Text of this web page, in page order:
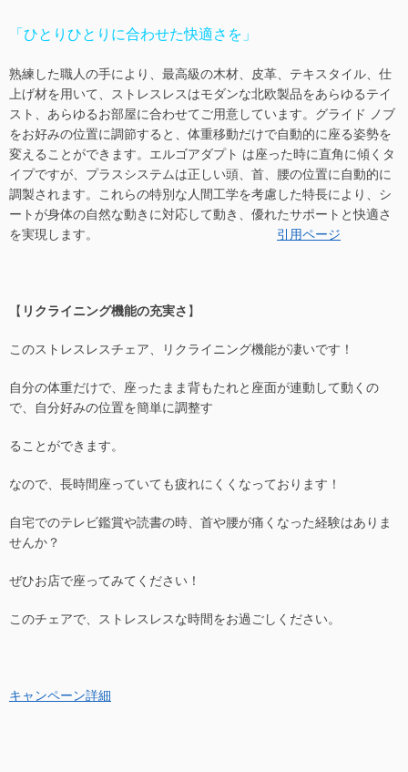
「ひとりひとりに合わせた快適さを」
熟練した職人の手により、最高級の木材、皮革、テキスタイル、仕
上げ材を用いて、ストレスレスはモダンな北欧製品をあらゆるテイ
スト、あらゆるお部屋に合わせてご用意しています。グライド ノブ
をお好みの位置に調節すると、体重移動だけで自動的に座る姿勢を
変えることができます。エルゴアダプト は座った時に直角に傾くタ
イプですが、プラスシステムは正しい頭、首、腰の位置に自動的に
調製されます。これらの特別な人間工学を考慮した特長により、シ
ートが身体の自然な動きに対応して動き、優れたサポートと快適さ
を実現します。 引用ページ
【 リクライニング機能の充実さ 】
このストレスレスチェア、リクライニング機能が凄いです！
自分の体重だけで、座ったまま背もたれと座面が連動して動くの
で、自分好みの位置を簡単に調整す
ることができます。
なので、長時間座っていても疲れにくくなっております！
自宅でのテレビ鑑賞や読書の時、首や腰が痛くなった経験はありま
せんか？
ぜひお店で座ってみてください！
このチェアで、ストレスレスな時間をお過ごしください。
キャンペーン詳細